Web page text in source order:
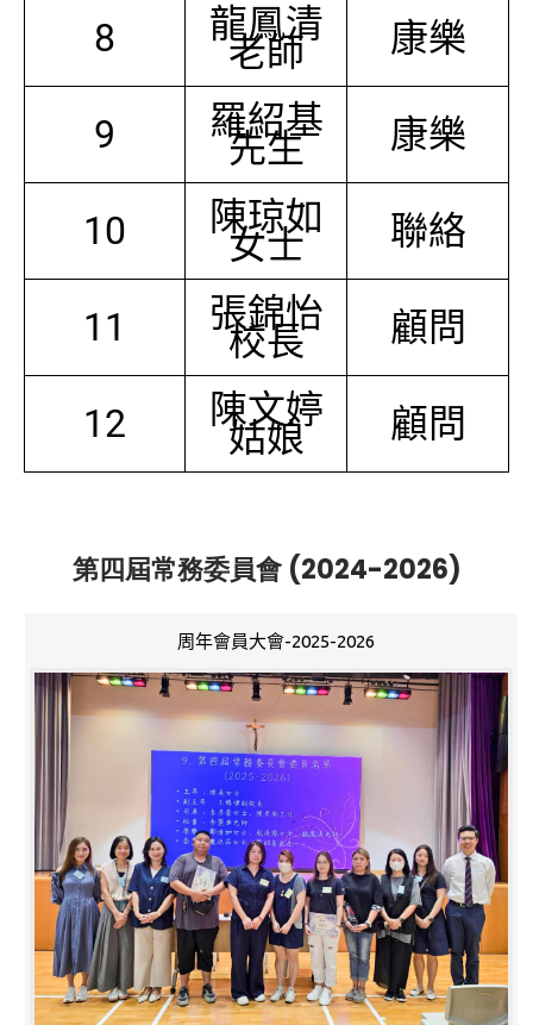
8 龍鳳清
老師 康樂
9 羅紹基
先生 康樂
10 陳琼如
女士 聯絡
11 張錦怡
校長 顧問
12 陳文婷
姑娘 顧問
第四屆常務委員會 (2024-2026)
周年會員大會-2025-2026